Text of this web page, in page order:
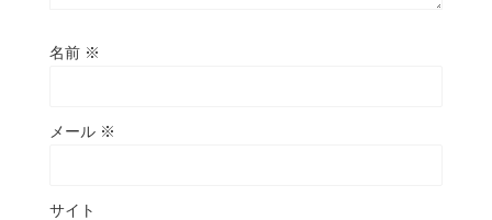
名前 ※
メール ※
サイト